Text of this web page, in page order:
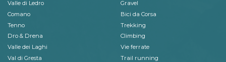
Valle di Ledro
Comano
Tenno
Dro & Drena
Valle dei Laghi
Val di Gresta
Gravel
Bici da Corsa
Trekking
Climbing
Vie ferrate
Trail running